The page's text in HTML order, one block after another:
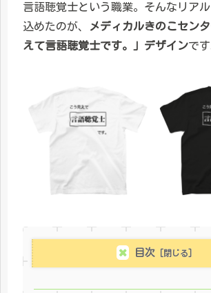
言語聴覚士という職業。そんなリア
込めたのが、
メディカルきのこセン
えて言語聴覚士です。」デザインです
目次